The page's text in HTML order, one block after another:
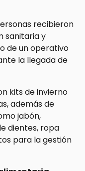
recibieron
sanitaria y
de un operativo
la llegada de
kits de invierno
además de
jabón,
dientes, ropa
para la gestión